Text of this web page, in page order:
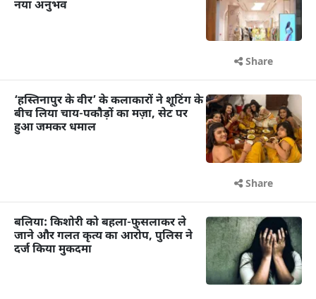
नया अनुभव
Share
‘हस्तिनापुर के वीर’ के कलाकारों ने शूटिंग के
बीच लिया चाय-पकौड़ों का मज़ा, सेट पर
हुआ जमकर धमाल
Share
बलिया: किशोरी को बहला-फुसलाकर ले
जाने और गलत कृत्य का आरोप, पुलिस ने
दर्ज किया मुकदमा